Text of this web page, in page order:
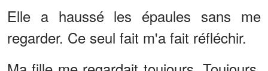
Elle a haussé les épaules sans me
regarder. Ce seul fait m'a fait réfléchir.